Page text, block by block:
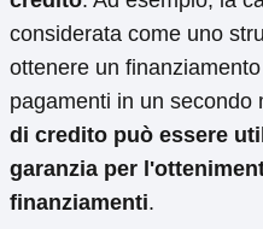
considerata come uno
ottenere un
pagamenti in un secondo
di credito può essere
garanzia per
finanziamenti.